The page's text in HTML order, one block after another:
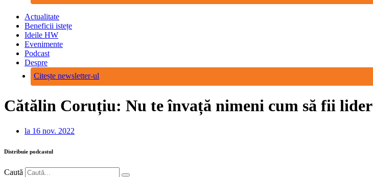
Actualitate
Beneficii istețe
Ideile HW
Evenimente
Podcast
Despre
Citește newsletter-ul
Cătălin Coruțiu: Nu te învață nimeni cum să fii lider
la 16 nov. 2022
Distribuie podcastul
Caută